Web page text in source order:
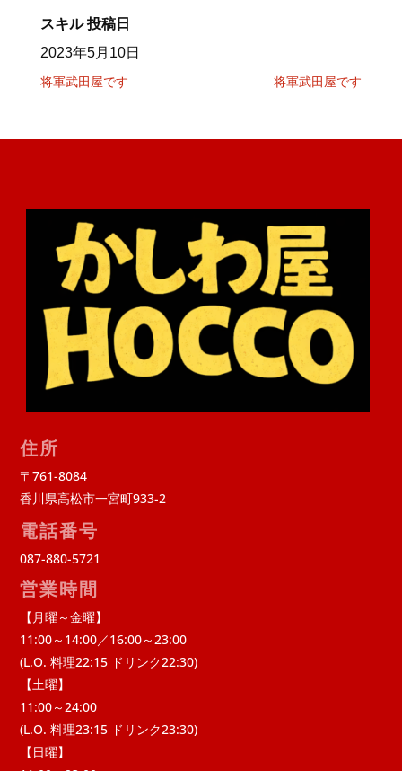
スキル 投稿日
2023年5月10日
将軍武田屋です 将軍武田屋です
住所
〒761-8084
香川県高松市一宮町933-2
電話番号
087-880-5721
営業時間
【月曜～金曜】
11:00～14:00／16:00～23:00
(L.O. 料理22:15 ドリンク22:30)
【土曜】
11:00～24:00
(L.O. 料理23:15 ドリンク23:30)
【日曜】